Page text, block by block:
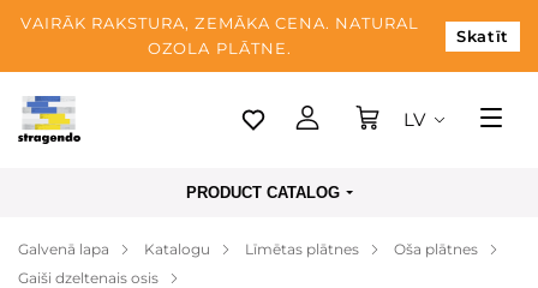
VAIRĀK RAKSTURA, ZEMĀKA CENA. NATURAL
OZOLA PLĀTNE.
Skatīt
Tallina
Apmaksa
LV
PRODUCT CATALOG
Galvenā lapa Katalogu Līmētas plātnes
Oša plātnes
Gaiši dzeltenais osis